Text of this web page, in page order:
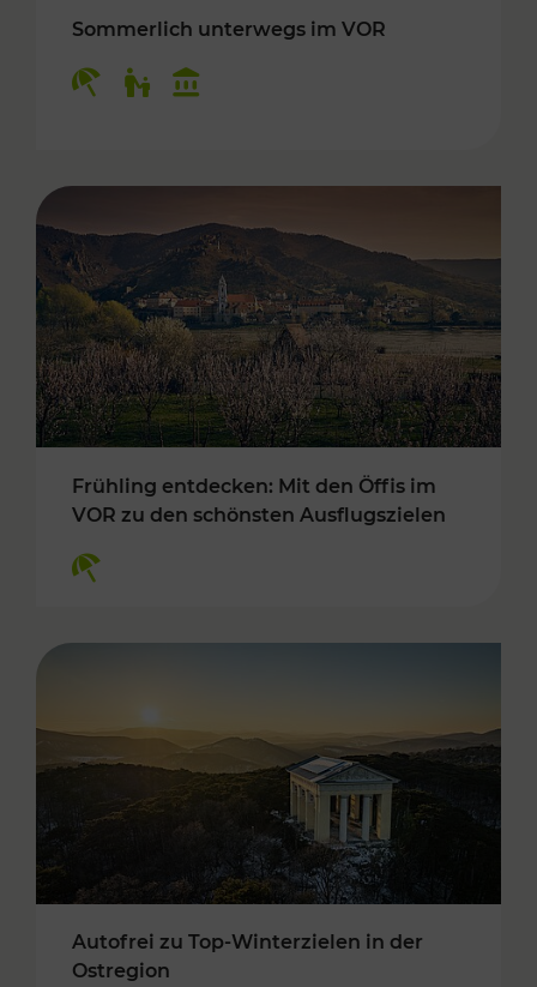
Sommerlich unterwegs im VOR
Frühling entdecken: Mit den Öffis im
VOR zu den schönsten Ausflugszielen
Autofrei zu Top-Winterzielen in der
Ostregion